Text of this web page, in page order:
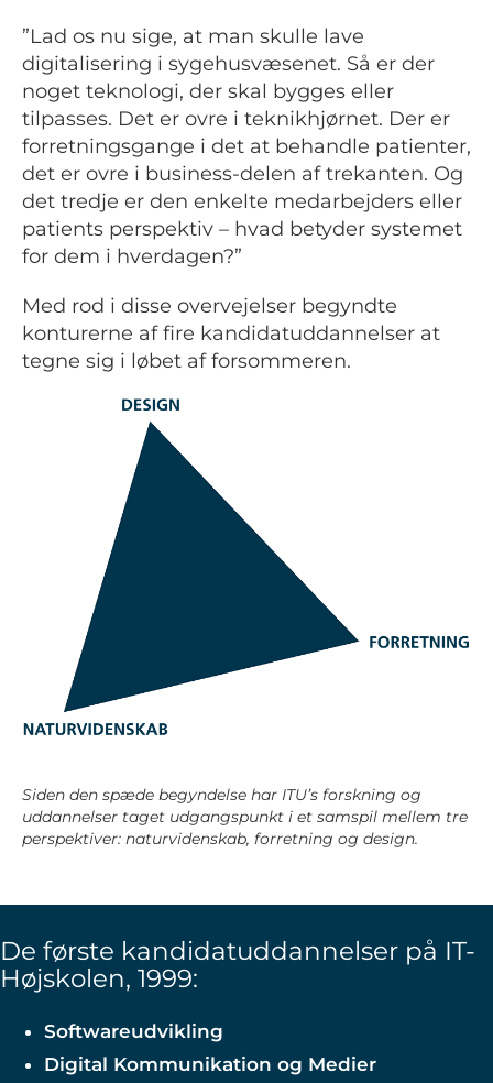
”Lad os nu sige, at man skulle lave
digitalisering i sygehusvæsenet. Så er der
noget teknologi, der skal bygges eller
tilpasses. Det er ovre i teknikhjørnet. Der er
forretningsgange i det at behandle patienter,
det er ovre i business-delen af trekanten. Og
det tredje er den enkelte medarbejders eller
patients perspektiv – hvad betyder systemet
for dem i hverdagen?”
Med rod i disse overvejelser begyndte
konturerne af fire kandidatuddannelser at
tegne sig i løbet af forsommeren.
Siden den spæde begyndelse har ITU’s forskning og
uddannelser taget udgangspunkt i et samspil mellem tre
perspektiver: naturvidenskab, forretning og design.
De første kandidatuddannelser på IT-
Højskolen, 1999:
Softwareudvikling
Digital Kommunikation og Medier